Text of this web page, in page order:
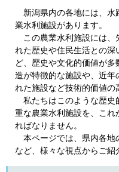
新潟県内の各地には、水
業水利施設があります。
この農業水利施設には、
れた歴史や住民生活との深
ど、歴史や文化的価値が
造が特徴的な施設や、近年
れた施設など技術的価値の
私たちはこのような歴史
重な農業水利施設を、これ
ればなりません。
本ページでは、県内各地
など、様々な視点からご紹